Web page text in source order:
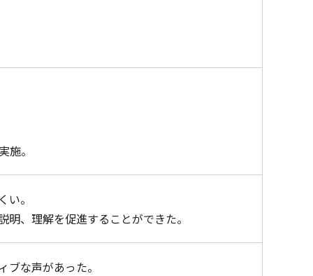
。
。
、理解を促進することができた。
な声があった。